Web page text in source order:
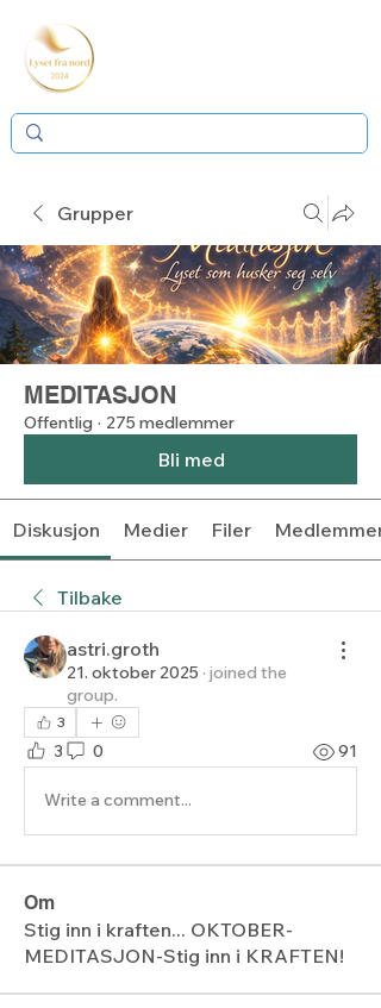
Grupper
MEDITASJON
Offentlig · 275 medlemmer
Bli med
Diskusjon Medier Filer Medlemmer
Tilbake
astri.groth
21. oktober 2025 · joined the
group.
3
3 0 91
Write a comment...
Om
Stig inn i kraften... OKTOBER-
MEDITASJON-Stig inn i KRAFTEN!